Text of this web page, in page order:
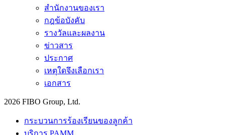
สำนักงานของเรา
กฎข้อบังคับ
รางวัลและผลงาน
ข่าวสาร
ประกาศ
เหตุใดจึงเลือกเรา
เอกสาร
2026 FIBO Group, Ltd.
กระบวนการร้องเรียนของลูกค้า
บริการ PAMM